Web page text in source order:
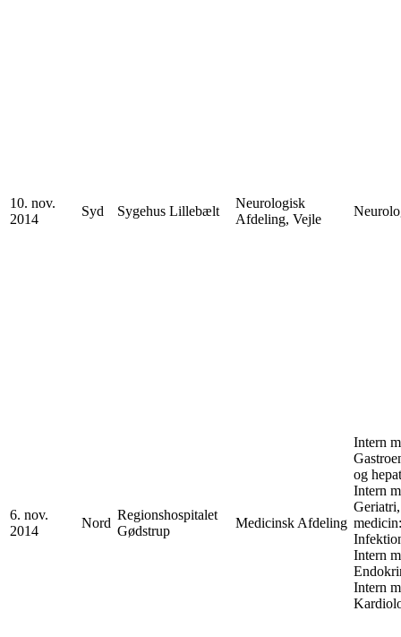
10. nov.
2014
Syd Sygehus Lillebælt
Neurologisk
Afdeling, Vejle
6. nov.
2014
Nord
Regionshospitalet
Gødstrup
Medicinsk Afdeling
Intern
og
Intern
medicin:
Intern
Intern